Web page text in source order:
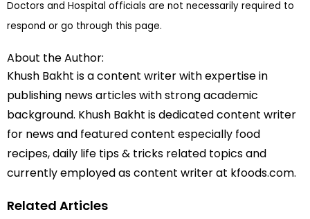
Doctors and Hospital officials are not necessarily required to
respond or go through this page.
About the Author:
Khush Bakht is a content writer with expertise in
publishing news articles with strong academic
background. Khush Bakht is dedicated content writer
for news and featured content especially food
recipes, daily life tips & tricks related topics and
currently employed as content writer at kfoods.com.
Related Articles